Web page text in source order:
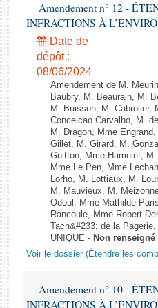
Amendement n° 12 -
INFRACTIONS À
Date de
dépôt :
08/06/2024
Amendement de M.
Baubry, M. Beaurain, M.
M. Buisson, M. Cabrolier,
Conceicao Carvalho, M.
M. Dragon, Mme
Gillet, M. Girard, M.
Guitton, Mme Hamelet,
Mme Le Pen, Mme
Lorho, M. Lottiaux, M.
M. Mauvieux, M.
Odoul, Mme Mathilde
Rancoule, Mme Robert-
Tach&#233; de la
UNIQUE - Non renseigné
Voir le dossier (Étendre les
Amendement n° 10 -
INFRACTIONS À